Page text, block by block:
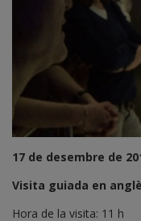
17 de desembre de
Visita guiada en
Hora de la visita: 11 h